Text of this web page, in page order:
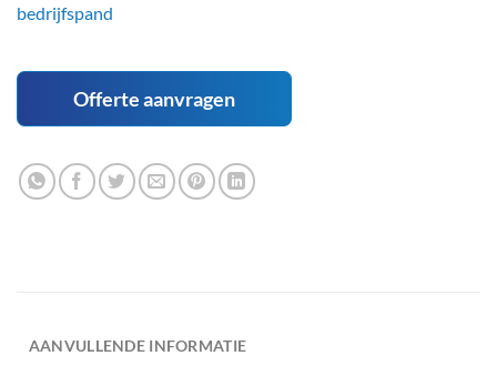
bedrijfspand
Offerte aanvragen
AANVULLENDE INFORMATIE